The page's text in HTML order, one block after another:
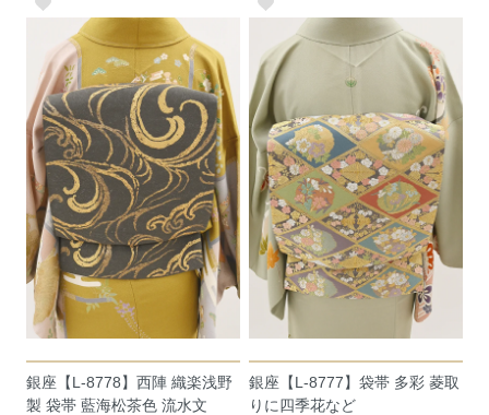
銀座【L-8778】西陣 織楽浅野
製 袋帯 藍海松茶色 流水文
銀座【L-8777】袋帯 多彩 菱取
りに四季花など